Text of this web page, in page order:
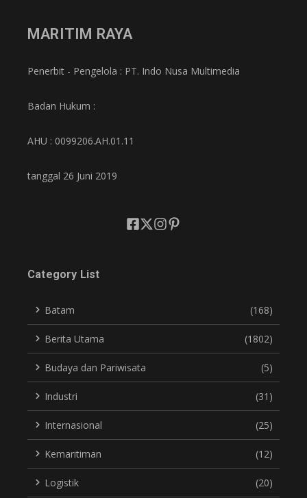
MARITIM RAYA
Penerbit - Pengelola : PT. Indo Nusa Multimedia
Badan Hukum :
AHU : 0099206.AH.01.11
tanggal 26 Juni 2019
Category List
Batam (168)
Berita Utama (1802)
Budaya dan Pariwisata (5)
Industri (31)
Internasional (25)
Kemaritiman (12)
Logistik (20)